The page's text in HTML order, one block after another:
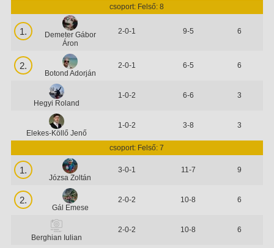
csoport: Felső: 8
1.
Demeter Gábor
Áron
2-0-1 9-5 6
2.
Botond Adorján
2-0-1 6-5 6
Hegyi Roland
1-0-2 6-6 3
Elekes-Köllő Jenő
1-0-2 3-8 3
csoport: Felső: 7
1.
Józsa Zoltán
3-0-1 11-7 9
2.
Gál Emese
2-0-2 10-8 6
Berghian Iulian
2-0-2 10-8 6